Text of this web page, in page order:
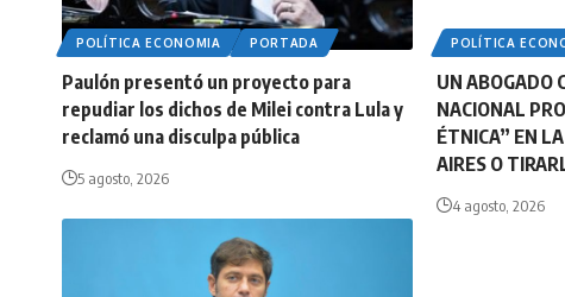
POLÍTICA ECONOMIA PORTADA
Paulón presentó un proyecto para
repudiar los dichos de Milei contra Lula y
reclamó una disculpa pública
5 agosto, 2026
POLÍTICA
UN ABOGADO
NACIONAL
ÉTNICA” EN
AIRES O
4 agosto, 2026